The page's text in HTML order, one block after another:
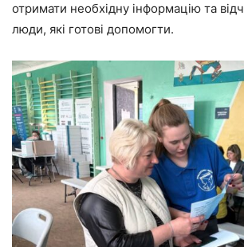
отримати необхідну інформацію та
люди, які готові допомогти.